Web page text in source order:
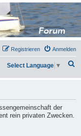
Anmelden
Registrieren
h
Select Language ▼
der
rein privaten Zwecken.